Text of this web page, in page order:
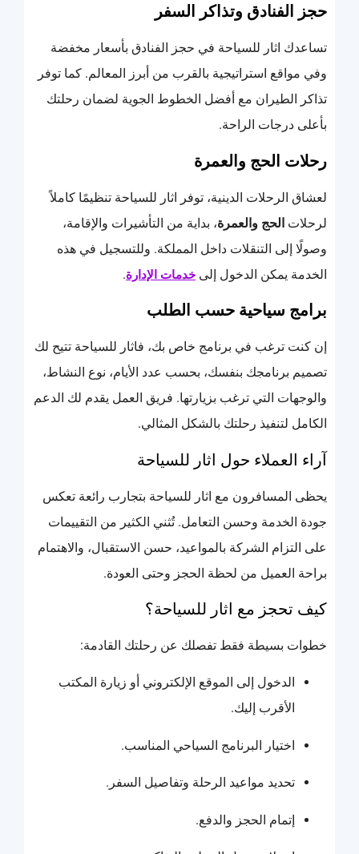
حجز الفنادق وتذاكر السفر
تساعدك اثار للسياحة في حجز الفنادق بأسعار مخفضة
وفي مواقع استراتيجية بالقرب من أبرز المعالم. كما توفر
تذاكر الطيران مع أفضل الخطوط الجوية لضمان رحلتك
بأعلى درجات الراحة.
رحلات الحج والعمرة
لعشاق الرحلات الدينية، توفر اثار للسياحة تنظيمًا كاملاً
لرحلات الحج والعمرة، بداية من التأشيرات والإقامة،
وصولًا إلى التنقلات داخل المملكة. وللتسجيل في هذه
الخدمة يمكن الدخول إلى خدمات الإدارة.
برامج سياحية حسب الطلب
إن كنت ترغب في برنامج خاص بك، فاثار للسياحة تتيح لك
تصميم برنامجك بنفسك، بحسب عدد الأيام، نوع النشاط،
والوجهات التي ترغب بزيارتها. فريق العمل يقدم لك الدعم
الكامل لتنفيذ رحلتك بالشكل المثالي.
آراء العملاء حول اثار للسياحة
يحظى المسافرون مع اثار للسياحة بتجارب رائعة تعكس
جودة الخدمة وحسن التعامل. تُثني الكثير من التقييمات
على التزام الشركة بالمواعيد، حسن الاستقبال، والاهتمام
براحة العميل من لحظة الحجز وحتى العودة.
كيف تحجز مع اثار للسياحة؟
خطوات بسيطة فقط تفصلك عن رحلتك القادمة:
الدخول إلى الموقع الإلكتروني أو زيارة المكتب
الأقرب إليك.
اختيار البرنامج السياحي المناسب.
تحديد مواعيد الرحلة وتفاصيل السفر.
إتمام الحجز والدفع.